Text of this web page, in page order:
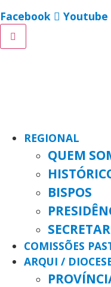
Facebook
Youtube
REGIONAL
QUEM
BISPOS
COMISSÕES
ARQUI /